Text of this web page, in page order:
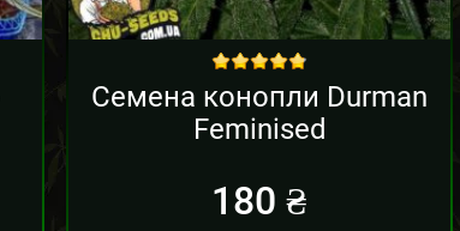
Семена конопли Durman
Feminised
180₴